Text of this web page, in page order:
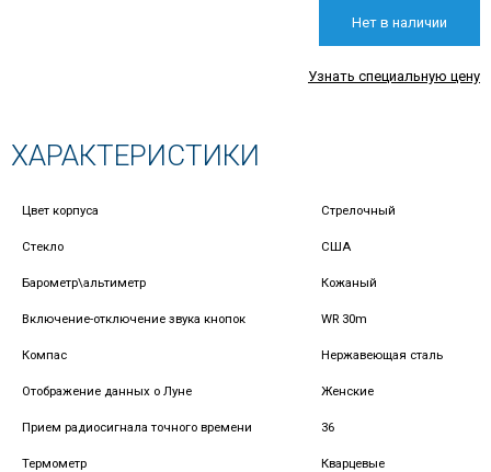
Нет в наличии
Узнать специальную цену
ХАРАКТЕРИСТИКИ
Цвет корпуса Стрелочный
Стекло США
Барометр\альтиметр Кожаный
Включение-отключение звука кнопок WR 30m
Компас Нержавеющая сталь
Отображение данных о Луне Женские
Прием радиосигнала точного времени 36
Термометр Кварцевые